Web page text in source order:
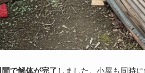
で解体が完了 しました。小屋も同時